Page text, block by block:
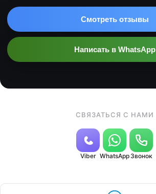
Смотреть отзывы
Написать в WhatsApp
СВЯЗАТЬСЯ С НАМИ
Viber WhatsApp Звонок